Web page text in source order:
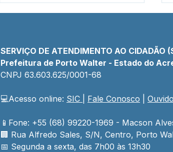
Prefeito e Secretário
asseguram transporte
escolar para toda a rede
escolar rural
SERVIÇO DE ATENDIMENTO AO CIDADÃO
Prefeitura de Porto Walter - Estado do
CNPJ 63.603.625/0001-68
💻Acesso online: SIC Fale Conosco
📱Fone: +55 (68) 99220-1969 - Macson
🏢 Rua Alfredo Sales, S/N, Centro, Porto
📅 Segunda a sexta, das 7h00 às 13h30